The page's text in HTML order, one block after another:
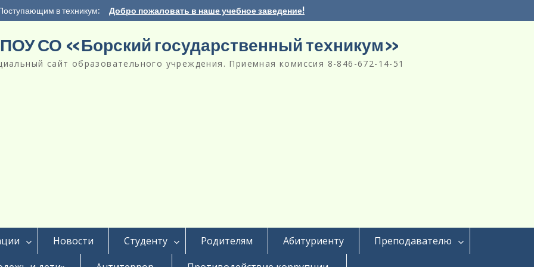
в техникум: Добро пожаловать в наше учебное заведение!
СО «Борский государственный техникум»
сайт образовательного учреждения. Приемная комиссия 8-846-672-14-51
Новости Студенту Родителям Абитуриенту
Преподавателю